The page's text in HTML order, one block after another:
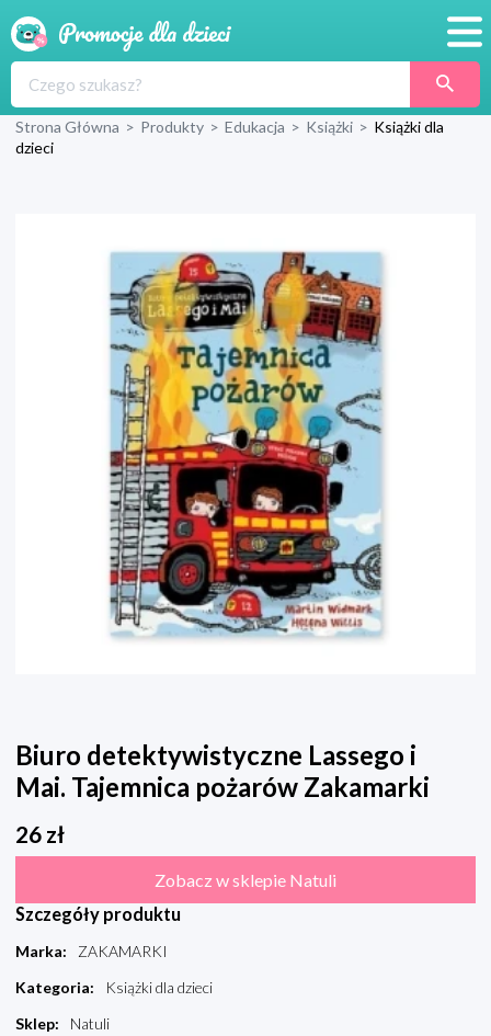
Produkty
Wyprawka
Strona Główna > Produkty > Edukacja > Książki > Książki dla
dzieci
Biuro detektywistyczne Lassego i
Mai. Tajemnica pożarów Zakamarki
26 zł
Zobacz w sklepie Natuli
Szczegóły produktu
Marka:
ZAKAMARKI
Kategoria:
Książki dla dzieci
Sklep:
Natuli